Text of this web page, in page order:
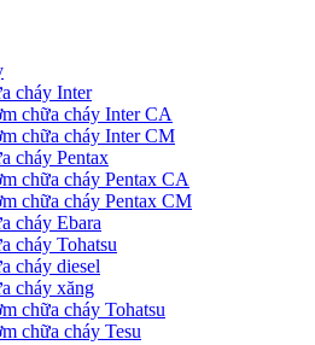
cháy Inter
chữa cháy Inter CA
chữa cháy Inter CM
cháy Pentax
chữa cháy Pentax CA
chữa cháy Pentax CM
cháy Ebara
cháy Tohatsu
cháy diesel
cháy xăng
chữa cháy Tohatsu
chữa cháy Tesu